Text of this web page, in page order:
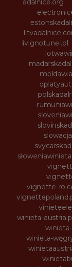
edalnice.org
livignotunel.pl
vignette-
winieta-
winieta-
winieta-